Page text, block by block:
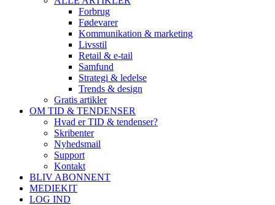
Forbrug
Fødevarer
Kommunikation & marketing
Livsstil
Retail & e-tail
Samfund
Strategi & ledelse
Trends & design
Gratis artikler
OM TID & TENDENSER
Hvad er TID & tendenser?
Skribenter
Nyhedsmail
Support
Kontakt
BLIV ABONNENT
MEDIEKIT
LOG IND